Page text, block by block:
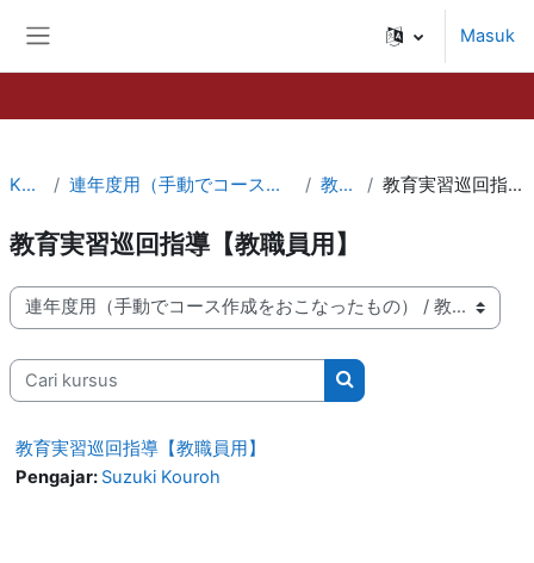
Masuk
Kursus 連年度用（手動でコース作成をおこなったもの） 教職課程 教育実習巡回指導【教職員用】
教育実習巡回指導【教職員用】
Kategori kursus
Cari kursus
Cari kursus
教育実習巡回指導【教職員用】
Pengajar: Suzuki Kouroh